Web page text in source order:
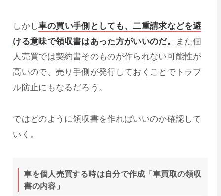
しかし車の買い手側としても、二重請求などを避
ける意味で領収書はあった方がいいのだ。
また個
人売買では契約書そのものが作られない可能性が
高いので、売り手側が発行しておくことでトラブ
ル防止にもなるだろう。
ではどのように領収書を作ればいいのか確認して
いく。
車を個人売買する時は自分で作成「車買取の領収
書の内容」